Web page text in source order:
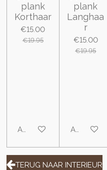
plank
Korthaar
€15.00
€19.95
Add to cart
plank
Langhaa
r
€15.00
€19.95
Add to cart
TERUG NAAR INTERIEUR